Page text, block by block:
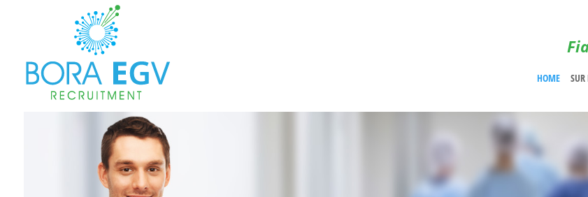
HOME